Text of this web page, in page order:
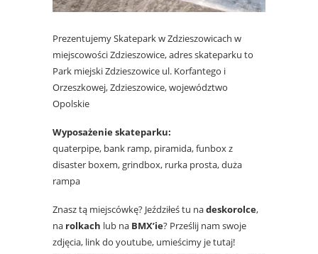
Prezentujemy Skatepark w Zdzieszowicach w
miejscowości Zdzieszowice, adres skateparku to
Park miejski Zdzieszowice ul. Korfantego i
Orzeszkowej, Zdzieszowice, województwo
Opolskie
Wyposażenie skateparku:
quaterpipe, bank ramp, piramida, funbox z
disaster boxem, grindbox, rurka prosta, duża
rampa
Znasz tą miejscówkę? Jeździłeś tu nadeskorolce,
na rolkach lub na BMX’ie? Prześlij nam swoje
zdjęcia, link do youtube, umieścimy je tutaj!